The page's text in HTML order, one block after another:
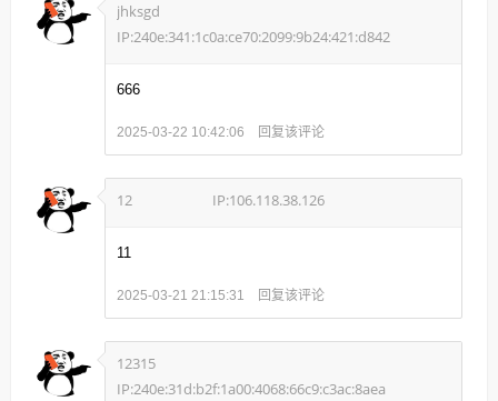
jhksgd
IP:240e:341:1c0a:ce70:2099:9b24:421:d842
666
2025-03-22 10:42:06 回复该评论
12 IP:106.118.38.126
11
2025-03-21 21:15:31 回复该评论
12315
IP:240e:31d:b2f:1a00:4068:66c9:c3ac:8aea